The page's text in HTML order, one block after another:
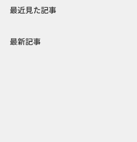
最近見た記事
最新記事